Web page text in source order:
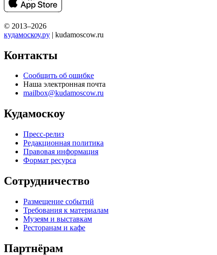
© 2013–2026
кудамоскоу.ру | kudamoscow.ru
Контакты
Сообщить об ошибке
Наша электронная почта
mailbox@kudamoscow.ru
Кудамоскоу
Пресс-релиз
Редакционная политика
Правовая информация
Формат ресурса
Сотрудничество
Размещение событий
Требования к материалам
Музеям и выставкам
Ресторанам и кафе
Партнёрам